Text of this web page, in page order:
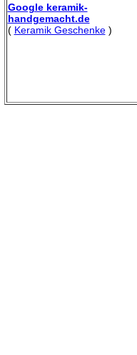
Google keramik-
handgemacht.de
( Keramik Geschenke)